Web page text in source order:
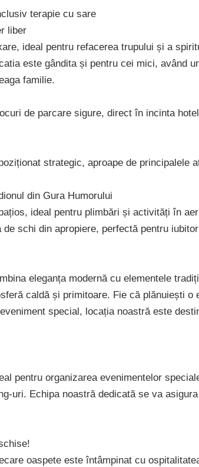
terapie cu sare
liber
ideal pentru refacerea trupului și a
este gândita și pentru cei mici, având
familie.
de parcare sigure, direct în incinta
strategic, aproape de principalele
din Gura Humorului
ideal pentru plimbări și activități în
de schi din apropiere, perfectă pentru
eleganța modernă cu elementele
caldă și primitoare. Fie că plănuiești o
special, locația noastră este
pentru organizarea evenimentelor
uri. Echipa noastră dedicată se va
oaspete este întâmpinat cu